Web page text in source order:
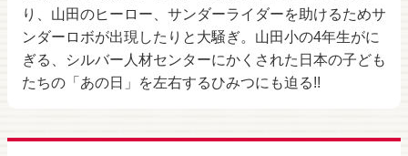
り、山田のヒーロー、サンダーライダーを助けるためサ
ンダーロボが出現したりと大騒ぎ。山田小の4年生がに
ぎる、シルバー人材センターにかくされた日本の子ども
たちの「あの日」を左右するひみつにも迫る!!